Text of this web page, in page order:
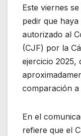
Este viernes
pedir que
autorizado al
(CJF) por la
ejercicio 2025,
comparación
En el
refiere que el